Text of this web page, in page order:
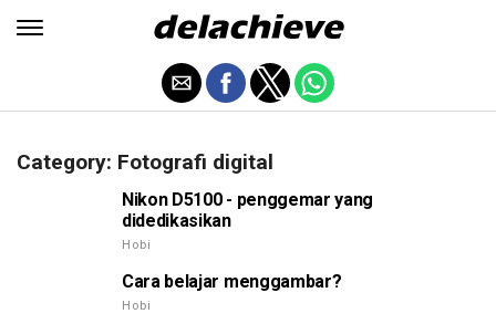
Category: Fotografi digital
Nikon D5100 - penggemar yang
didedikasikan
Hobi
Cara belajar menggambar?
Hobi